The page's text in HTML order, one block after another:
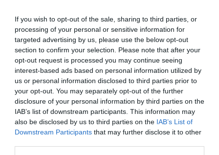
If you wish to opt-out of the sale, sharing to third parties, or
processing of your personal or sensitive information for
targeted advertising by us, please use the below opt-out
section to confirm your selection. Please note that after your
opt-out request is processed you may continue seeing
interest-based ads based on personal information utilized by
us or personal information disclosed to third parties prior to
your opt-out. You may separately opt-out of the further
disclosure of your personal information by third parties on the
IAB’s list of downstream participants. This information may
also be disclosed by us to third parties on the IAB’s List of
Downstream Participants that may further disclose it to other
tradițiile românești! Felicitări și asociației „Ziua Unirii”
pentru implicarea de a promova cultura românească!
Elena Agapi, Roma
Înscrie-te pe pagina noastră de Facebook:GAZETA
ROMÂNEASCĂ